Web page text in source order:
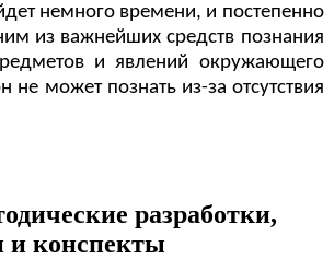
немного времени, и постепенно
из важнейших средств познания
и явлений окружающего
не может познать из-за отсутствия
разработки,
и конспекты